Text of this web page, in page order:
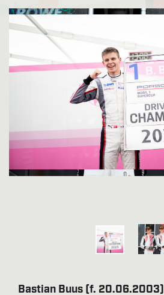
Bastian Buus (f. 20.06.2003)